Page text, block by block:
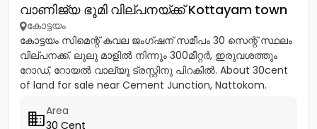
വാണിജ്യ ഭൂമി വില്പനയ്ക്ക് Kottayam town
കോട്ടയം
കോട്ടയം സിമെന്റ് കവല ജംഗ്ഷന് സമീപം 30 സെന്റ് സ്ഥലം
വില്പനക്ക്. ലുലു മാളിൽ നിന്നും 300മീറ്റർ, ഇരുവശത്തും
റോഡ്, റോയൽ വാല്യൂ ട്രസ്റ്റിനു പിറകിൽ. About 30cent
of land for sale near Cement Junction, Nattokom.
Area
30 Cent